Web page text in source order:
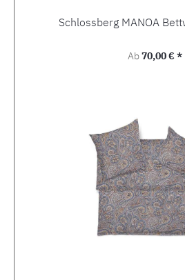
Schlossberg MANOA
Regulärer
Ab70,00 € *